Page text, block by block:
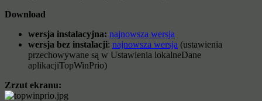
Download
wersja instalacyjna: najnowsza wersja
wersja bez instalacji: najnowsza wersja (ustawienia
przechowywane są w Ustawienia lokalneDane
aplikacjiTopWinPrio)
Zrzut ekranu: